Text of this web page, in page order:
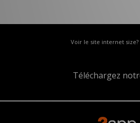
Voir le site internet
Téléchargez